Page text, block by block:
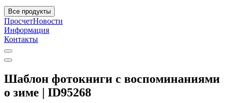
Все продукты
ПросчетНовости
Информация
Контакты
Шаблон фотокниги с воспоминаниями
о зиме | ID95268